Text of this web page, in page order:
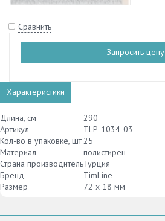
Сравнить
Запросить цену
Характеристики
Длина, см
290
Артикул
TLP-1034-03
Кол-во в упаковке, шт 25
Материал
полистирен
Страна производительТурция
Бренд
TimLine
Размер
72 х 18 мм